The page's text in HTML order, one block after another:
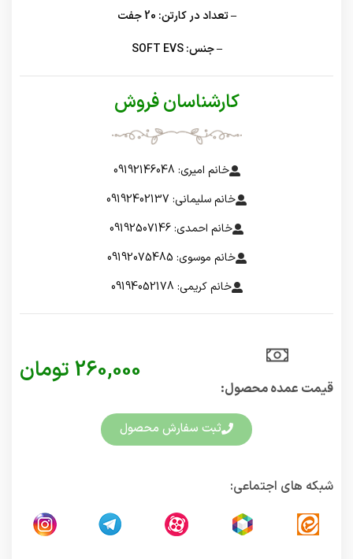
– تعداد در کارتن: 20 جفت
– جنس: SOFT EVS
کارشناسان فروش
خانم امیری: 09192146048
خانم سلیمانی: 09192402137
خانم احمدی: 09192507146
خانم موسوی: 09192075485
خانم کریمی: 09194052178
قیمت عمده محصول:​
260,000 تومان
ثبت سفارش محصول
شبکه های اجتماعی: